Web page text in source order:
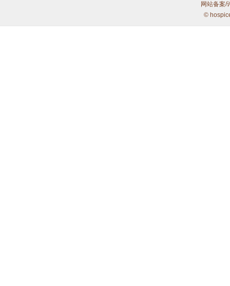
网站备案/
©